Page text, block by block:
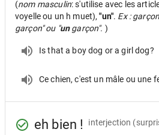
(nom masculin: s'utilise avec les
voyelle ou un h muet),"un". Ex :
garçon" ou "ungarçon". )
Is that a boy dog or a girl dog?
Ce chien, c'est un mâle ou une
eh bien ! interjection